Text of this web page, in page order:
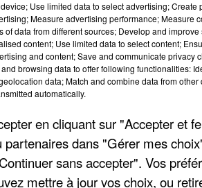
Une nouvelle qui a fait
également, mais l’Etat
indispensable" au Liban, a
aujourd'hui en France, à
les États-Unis, l’Italie, le
Brésil, l'Inde, l'Egypte, le
par les altermondialistes, qui
bouclé par les forces de
rassemblement a eu lieu hier.
Use limited data to select advertising;
Measure advertising performance; Measure
of data from different sources; Develop and
content; Use limited data to select content;
and content; Save and communicate privacy
browsing data to offer following functionalities:
data; Match and combine data from
automatically.
en cliquant sur "Accepter et
partenaires dans "Gérer mes
sans accepter". Vos
mettre à jour vos choix, ou